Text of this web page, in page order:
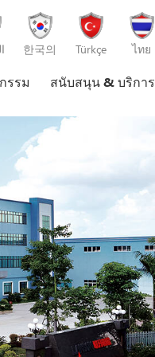
한국의 Türkçe ไทย
รรม สนับสนุน & บริการ